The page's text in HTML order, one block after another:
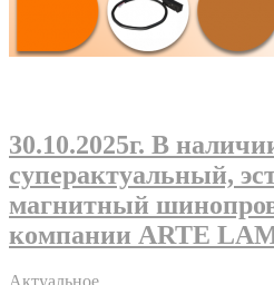
30.10.2025г. В
суперактуальный,
магнитный
компании ARTE